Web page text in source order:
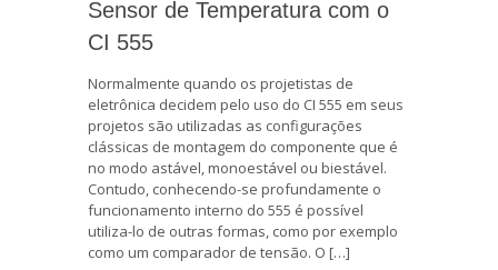
Sensor de Temperatura com o
CI 555
Normalmente quando os projetistas de
eletrônica decidem pelo uso do CI 555 em seus
projetos são utilizadas as configurações
clássicas de montagem do componente que é
no modo astável, monoestável ou biestável.
Contudo, conhecendo-se profundamente o
funcionamento interno do 555 é possível
utiliza-lo de outras formas, como por exemplo
como um comparador de tensão. O […]